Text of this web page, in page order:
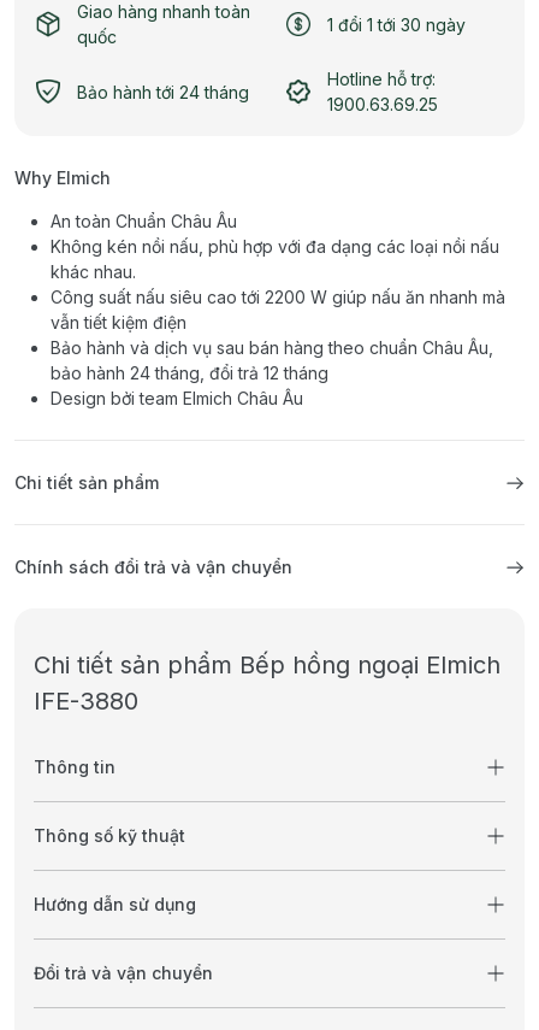
Giao hàng nhanh toàn
quốc
1 đổi 1 tới 30 ngày
Bảo hành tới 24 tháng
Hotline hỗ trợ:
1900.63.69.25
Why Elmich
An toàn Chuẩn Châu Âu
Không kén nồi nấu, phù hợp với đa dạng các loại nồi nấu
khác nhau.
Công suất nấu siêu cao tới 2200 W giúp nấu ăn nhanh mà
vẫn tiết kiệm điện
Bảo hành và dịch vụ sau bán hàng theo chuẩn Châu Âu,
bảo hành 24 tháng, đổi trả 12 tháng
Design bởi team Elmich Châu Âu
Chi tiết sản phẩm
Chính sách đổi trả và vận chuyển
Chi tiết sản phẩm Bếp hồng ngoại Elmich
IFE-3880
Thông tin
Thông số kỹ thuật
Hướng dẫn sử dụng
Đổi trả và vận chuyển